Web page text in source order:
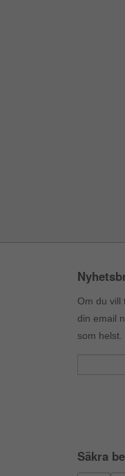
Om du vill
din email
som helst.
Säkra